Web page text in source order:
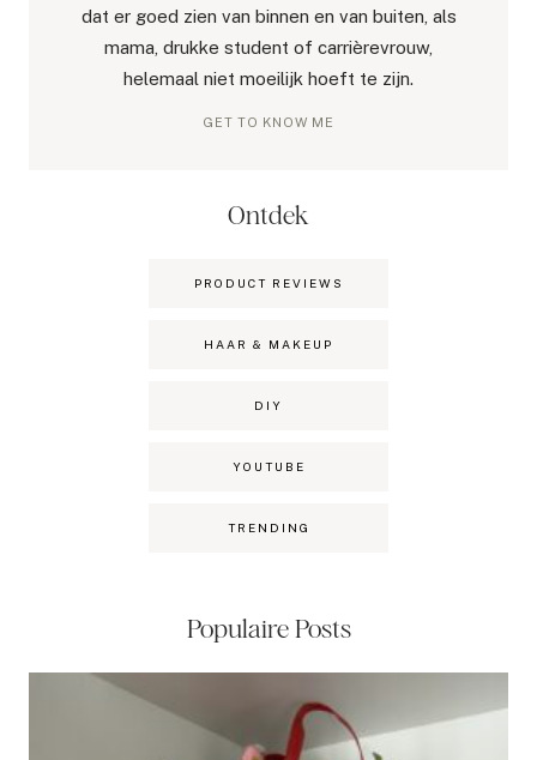
dat er goed zien van binnen en van buiten, als
mama, drukke student of carrièrevrouw,
helemaal niet moeilijk hoeft te zijn.
GET TO KNOW ME
Ontdek
PRODUCT REVIEWS
HAAR & MAKEUP
DIY
YOUTUBE
TRENDING
Populaire Posts